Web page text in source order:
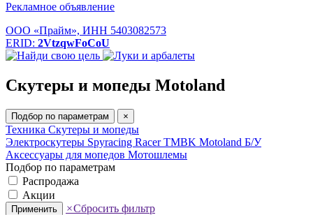
Рекламное объявление
ООО «Прайм», ИНН 5403082573
ERID: 2VtzqwFoCoU
Скутеры и мопеды Motoland
Подбор по параметрам ×
Техника Скутеры и мопеды
Электроскутеры Spyracing RacerTMBK Motoland Б/У
Аксессуары для мопедов Мотошлемы
Подбор по параметрам
Распродажа
Акции
Применить ×Сбросить фильтр